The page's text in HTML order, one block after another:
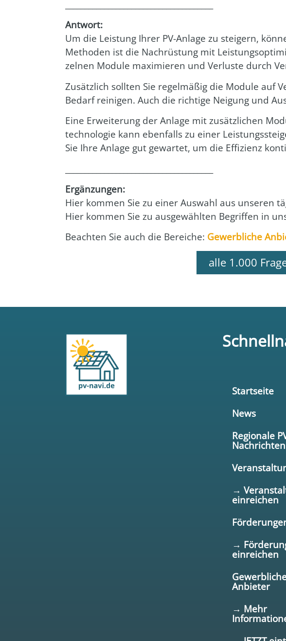
Ant­wort:
Um die Leis­tung Ihrer PV-Anla­ge zu stei­gern,
Metho­den ist die Nach­rüs­tung mit
zel­nen Modu­le maxi­mie­ren und Ver­lus­te durch
Zusätz­lich soll­ten Sie regel­mä­ßig die Modu­le auf
Bedarf rei­ni­gen. Auch die rich­ti­ge Nei­gung und
Eine Erwei­te­rung der Anla­ge mit zusätz­li­chen
tech­no­lo­gie kann eben­falls zu einer
Sie Ihre Anla­ge gut gewar­tet, um die Effi­zi­enz
Ergän­zun­gen:
Hier kom­men Sie zu einer Aus­wahl aus unse­ren
Hier kom­men Sie zu aus­ge­wähl­ten Begrif­fen in
Beach­ten Sie auch die Berei­che: Gewerb­li­che
alle 1.000
Startseite
News
Regionale
Nachrichten
→
einreichen
→
einreichen
Anbieter
→ Mehr